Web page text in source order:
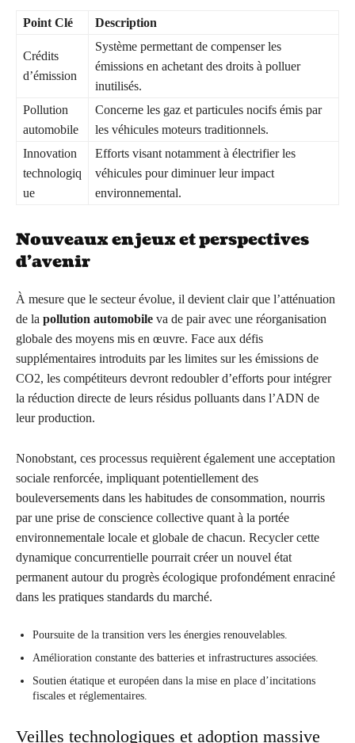
Point Clé Description
Crédits
d’émission
Système permettant de compenser les
émissions en achetant des droits à polluer
inutilisés.
Pollution
automobile
Concerne les gaz et particules nocifs émis par
les véhicules moteurs traditionnels.
Innovation
technologiq
ue
Efforts visant notamment à électrifier les
véhicules pour diminuer leur impact
environnemental.
Nouveaux enjeux et perspectives
d’avenir
À mesure que le secteur évolue, il devient clair que l’atténuation
de la pollution automobile va de pair avec une réorganisation
globale des moyens mis en œuvre. Face aux défis
supplémentaires introduits par les limites sur les émissions de
CO2, les compétiteurs devront redoubler d’efforts pour intégrer
la réduction directe de leurs résidus polluants dans l’ADN de
leur production.
Nonobstant, ces processus requièrent également une acceptation
sociale renforcée, impliquant potentiellement des
bouleversements dans les habitudes de consommation, nourris
par une prise de conscience collective quant à la portée
environnementale locale et globale de chacun. Recycler cette
dynamique concurrentielle pourrait créer un nouvel état
permanent autour du progrès écologique profondément enraciné
dans les pratiques standards du marché.
Poursuite de la transition vers les énergies renouvelables.
Amélioration constante des batteries et infrastructures associées.
Soutien étatique et européen dans la mise en place d’incitations
fiscales et réglementaires.
Veilles technologiques et adoption massive